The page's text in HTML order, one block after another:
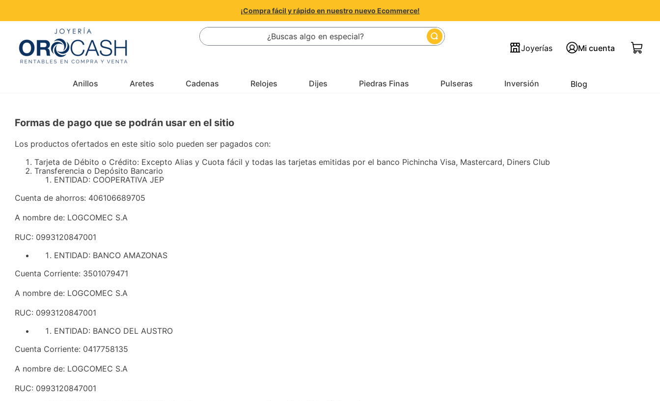
¡Compra fácil y rápido en nuestro nuevo Ecommerce!
¿Buscas algo en especial?
Joyerías
Mi cuenta
Anillos Aretes Cadenas Relojes Dijes Piedras Finas Pulseras Inversión Blog
Formas de pago que se podrán usar en el sitio
Los productos ofertados en este sitio solo pueden ser pagados con:
Tarjeta de Débito o Crédito: Excepto Alias y Cuota fácil y todas las tarjetas emitidas por el banco Pichincha Visa, Mastercard, Diners Club
Transferencia o Depósito Bancario
ENTIDAD: COOPERATIVA JEP
Cuenta de ahorros: 406106689705
A nombre de: LOGCOMEC S.A
RUC: 0993120847001
ENTIDAD: BANCO AMAZONAS
Cuenta Corriente: 3501079471
A nombre de: LOGCOMEC S.A
RUC: 0993120847001
ENTIDAD: BANCO DEL AUSTRO
Cuenta Corriente: 0417758135
A nombre de: LOGCOMEC S.A
RUC: 0993120847001